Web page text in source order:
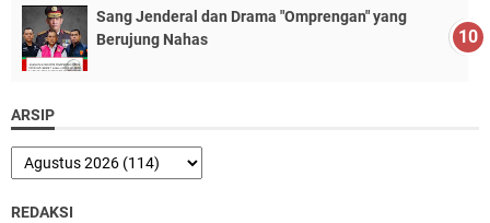
Sang Jenderal dan Drama "Omprengan" yang
Berujung Nahas
ARSIP
REDAKSI